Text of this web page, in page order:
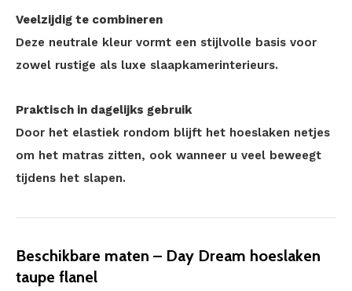
Veelzijdig te combineren
Deze neutrale kleur vormt een stijlvolle basis voor
zowel rustige als luxe slaapkamerinterieurs.
Praktisch in dagelijks gebruik
Door het elastiek rondom blijft het hoeslaken netjes
om het matras zitten, ook wanneer u veel beweegt
tijdens het slapen.
Beschikbare maten – Day Dream hoeslaken
taupe flanel